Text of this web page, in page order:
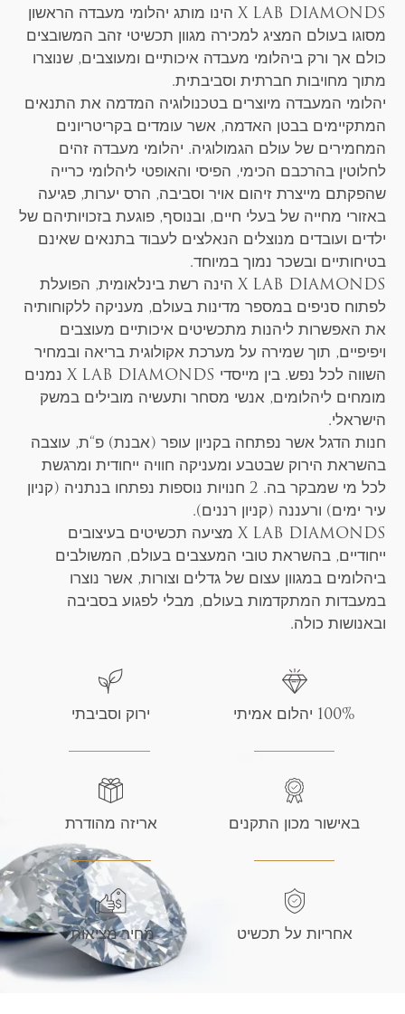
X LAB DIAMONDS הינו מותג יהלומי מעבדה הראשון
מסוגו בעולם המציג למכירה מגוון תכשיטי זהב המשובצים
כולם אך ורק ביהלומי מעבדה איכותיים ומעוצבים, שנוצרו
מתוך מחויבות חברתית וסביבתית.
יהלומי המעבדה מיוצרים בטכנולוגיה המדמה את התנאים
המתקיימים בבטן האדמה, אשר עומדים בקריטריונים
המחמירים של עולם הגמולוגיה. יהלומי מעבדה זהים
לחלוטין בהרכבם הכימי, הפיסי והאופטי ליהלומי כרייה
שהפקתם מייצרת זיהום אויר וסביבה, הרס יערות, פגיעה
באזורי מחייה של בעלי חיים, ובנוסף, פוגעת בזכויותיהם של
ילדים ועובדים מנוצלים הנאלצים לעבוד בתנאים שאינם
בטיחותיים ובשכר נמוך במיוחד.
X LAB DIAMONDS הינה רשת בינלאומית, הפועלת
לפתוח סניפים במספר מדינות בעולם, מעניקה ללקוחותיה
את האפשרות ליהנות מתכשיטים איכותיים מעוצבים
ויפיפיים, תוך שמירה על מערכת אקולוגית בריאה ובמחיר
השווה לכל נפש. בין מייסדי X LAB DIAMONDS נמנים
מומחים ליהלומים, אנשי מסחר ותעשיה מובילים במשק
הישראלי.
חנות הדגל אשר נפתחה בקניון עופר (אבנת) פ“ת, עוצבה
בהשראת הירוק שבטבע ומעניקה חוויה ייחודית ומרגשת
לכל מי שמבקר בה. 2 חנויות נוספות נפתחו בנתניה (קניון
עיר ימים) ורעננה (קניון רננים).
X LAB DIAMONDS מציעה תכשיטים בעיצובים
ייחודיים, בהשראת טובי המעצבים בעולם, המשולבים
ביהלומים במגוון עצום של גדלים וצורות, אשר נוצרו
במעבדות המתקדמות בעולם, מבלי לפגוע בסביבה
ובאנושות כולה.
100% יהלום אמיתי ירוק וסביבתי
באישור מכון התקנים אריזה מהודרת
אחריות על תכשיט מחיר מציאותי